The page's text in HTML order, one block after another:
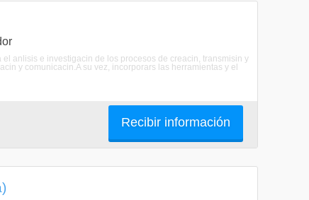
anlisis e investigacin de los procesos de creacin, transmisin y
y comunicacin.A su vez, incorporars las herramientas y el
Recibir información